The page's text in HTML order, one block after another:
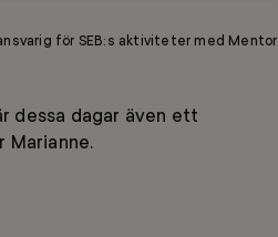
för SEB:s aktiviteter med Mentor
dessa dagar även ett